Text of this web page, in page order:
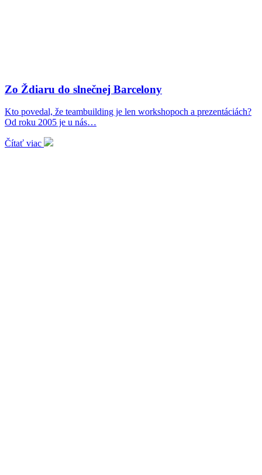
Zo Ždiaru do slnečnej Barcelony
Kto povedal, že teambuilding je len workshopoch a prezentáciách?
Od roku 2005 je u nás…
Čítať viac